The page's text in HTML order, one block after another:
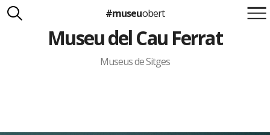
Suma't a la iniciativa
Carlota Royo
Francesca Barcellona
#museuobert
Museu del Cau Ferrat
Museus de Sitges